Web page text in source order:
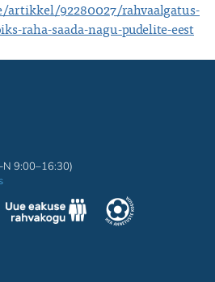
artikkel/92280027/rahvaalgatus-
raha-saada-nagu-pudelite-eest
N 9:00–16:30)